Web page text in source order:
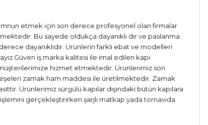
etmek için son derece profesyonel olan firmalar
Bu sayede oldukça dayanıklı dır ve paslanma
dayanıklıdır. Ürünlerin farklı ebat ve modelleri
iş marka kalitesi ile imal edilen kapı
hizmet etmektedir. Ürünlerimiz son
zamak ham maddesi ile üretilmektedir. Zamak
Ürünlerimiz sürgülü kapılar dışındaki bütün kapılara
gerçekleştirirken şarjlı matkap yada tornavida